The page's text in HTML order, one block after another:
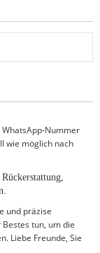
Nummer
wie möglich nach
und präzise
tun, um die
Liebe Freunde, Sie